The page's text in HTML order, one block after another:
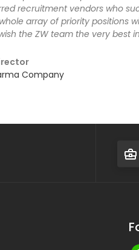
recruitment vendors who
array of priority positions
the ZW team the very best
Company